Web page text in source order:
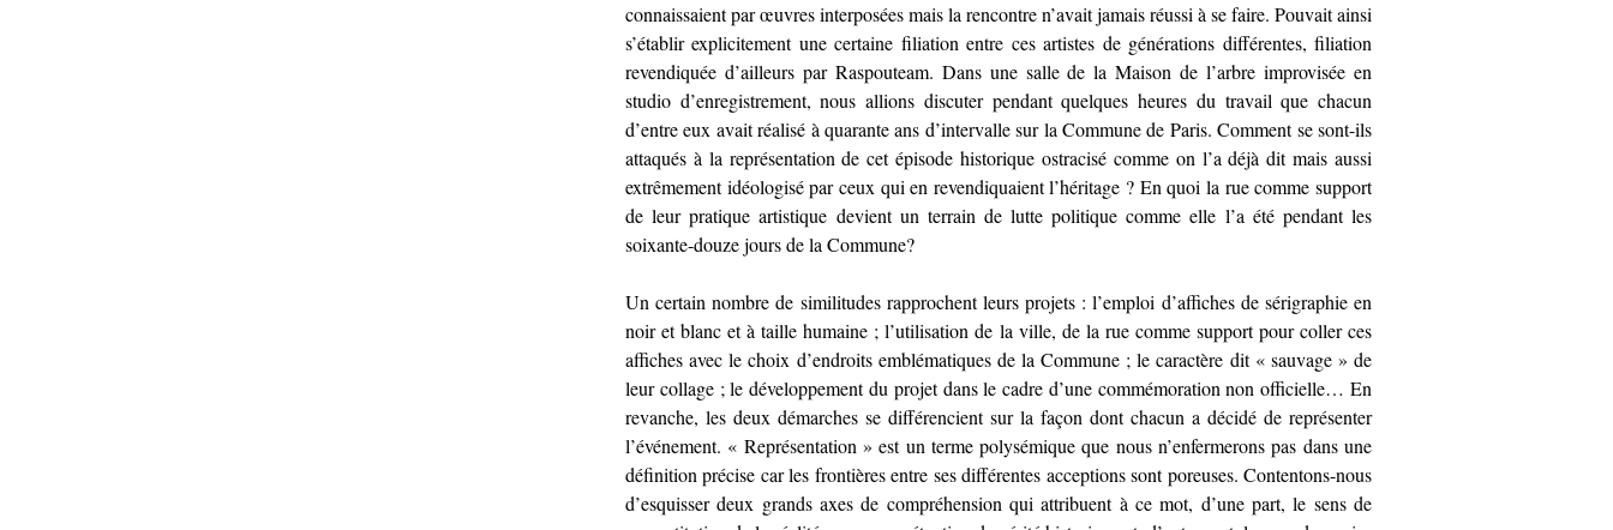
connaissaient par œuvres interposées mais la rencontre n’avait jamais réussi à se faire. Pouvait ainsi
s’établir explicitement une certaine filiation entre ces artistes de générations différentes, filiation
revendiquée d’ailleurs par Raspouteam. Dans une salle de la Maison de l’arbre improvisée en
studio d’enregistrement, nous allions discuter pendant quelques heures du travail que chacun
d’entre eux avait réalisé à quarante ans d’intervalle sur la Commune de Paris. Comment se sont-ils
attaqués à la représentation de cet épisode historique ostracisé comme on l’a déjà dit mais aussi
extrêmement idéologisé par ceux qui en revendiquaient l’héritage ? En quoi la rue comme support
de leur pratique artistique devient un terrain de lutte politique comme elle l’a été pendant les
soixante-douze jours de la Commune?
Un certain nombre de similitudes rapprochent leurs projets : l’emploi d’affiches de sérigraphie en
noir et blanc et à taille humaine ; l’utilisation de la ville, de la rue comme support pour coller ces
affiches avec le choix d’endroits emblématiques de la Commune ; le caractère dit « sauvage » de
leur collage ; le développement du projet dans le cadre d’une commémoration non officielle… En
revanche, les deux démarches se différencient sur la façon dont chacun a décidé de représenter
l’événement. « Représentation » est un terme polysémique que nous n’enfermerons pas dans une
définition précise car les frontières entre ses différentes acceptions sont poreuses. Contentons-nous
d’esquisser deux grands axes de compréhension qui attribuent à ce mot, d’une part, le sens de